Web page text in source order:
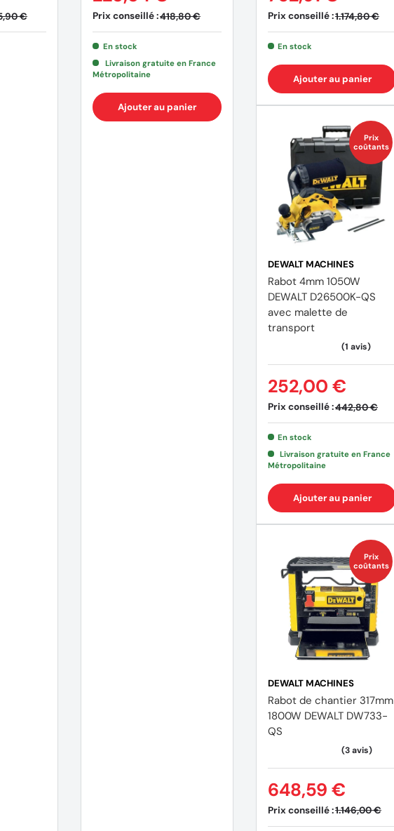
€ Prix conseillé :418,80 €
En stock
Livraison gratuite en France
Métropolitaine
Ajouter au panier
Prix conseillé :1.174,80 €
En stock
Ajouter au panier
Prix
coûtants
DEWALT MACHINES
Rabot 4mm 1050W
DEWALT D26500K-QS
avec malette de
transport
Prix conseillé :442,80 €
252,00 €
En stock
Livraison gratuite en France
Métropolitaine
Ajouter au panier
Prix
coûtants
DEWALT MACHINES
Rabot de chantier 317mm
1800W DEWALT DW733-
QS
Prix conseillé :1.146,00 €
648,59 €